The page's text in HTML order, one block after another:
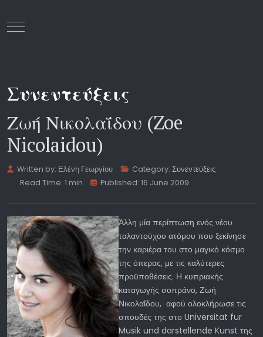
Mobile Menu Toggle
Συνεντεύξεις
Ζωή Νικολαΐδου (Zoe
Nicolaidou)
Written by: Ελένη Γεωργίου Category:Συνεντεύξεις
Read Time: 1 min
Published: 16 June 2009
Άλλη μία περίπτωση ενός νέου
ταλαντούχου ατόμου που ξεκίνησε
την καριέρα του στο μαγικό κόσμο
της όπερας, με τις καλύτερες
προϋποθέσεις. Η κυπριακής
καταγωγής σοπράνο, Ζωή
Νικολαΐδου, αφού ολοκλήρωσε τις
σπουδές της στο Universitat fur
Musik und darstellende Kunst της